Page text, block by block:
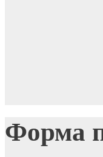
Форма